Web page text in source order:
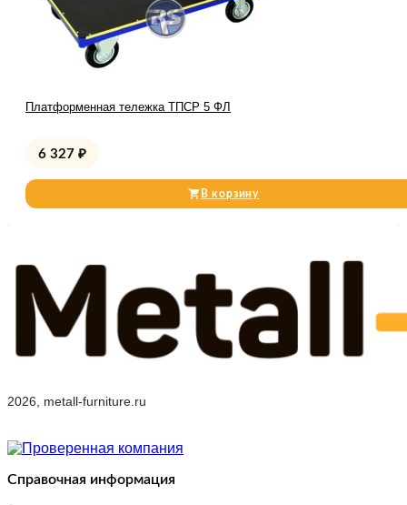
Платформенная тележка ТПСР 5 ФЛ
6 327 ₽
В корзину
2026, metall-furniture.ru
Справочная информация